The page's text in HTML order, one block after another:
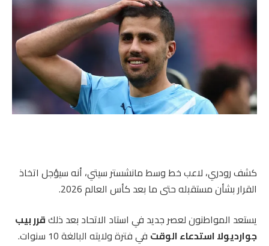
كشف رودري، لاعب خط وسط مانشستر سيتي، أنه سيؤجل اتخاذ
القرار بشأن مستقبله حتى ما بعد كأس العالم 2026.
يستعد المواطنون لعصر جديد في استاد الاتحاد بعد ذلكقرر بيب
جوارديولا استدعاء الوقت في فترة ولايته البالغة 10 سنوات.